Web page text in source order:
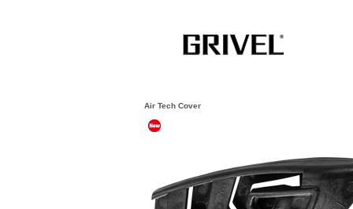
Air Tech Cover